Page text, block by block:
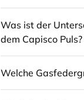
Was ist der
dem Capisco Puls?
Welche